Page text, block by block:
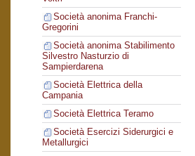
Società anonima Franchi-
Gregorini
Società anonima Stabilimento
Silvestro Nasturzio di
Sampierdarena
Società Elettrica della
Campania
Società Elettrica Teramo
Società Esercizi Siderurgici e
Metallurgici